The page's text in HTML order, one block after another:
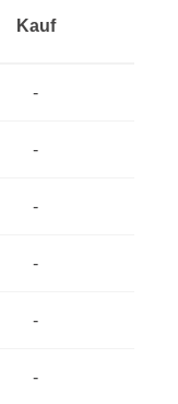
Kauf
-
-
-
-
-
-